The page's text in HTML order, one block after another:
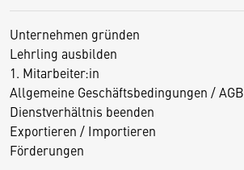
Unternehmen gründen
Lehrling ausbilden
1. Mitarbeiter:in
Allgemeine Geschäftsbedingungen / AGB
Dienstverhältnis beenden
Exportieren / Importieren
Förderungen